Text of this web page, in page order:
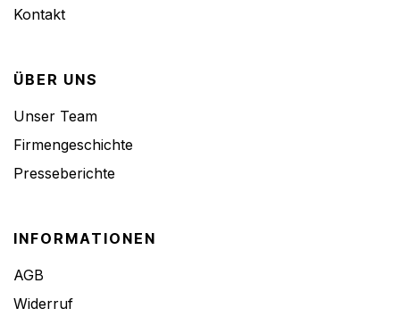
Kontakt
ÜBER UNS
Unser Team
Firmengeschichte
Presseberichte
INFORMATIONEN
AGB
Widerruf